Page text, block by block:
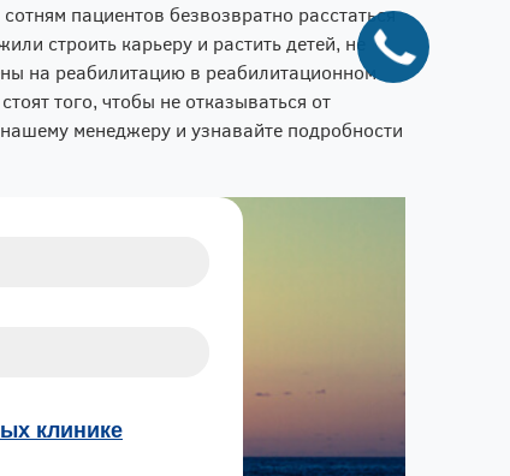
пациентов безвозвратно расстаться
строить карьеру и растить детей, не
на реабилитацию в реабилитационном
того, чтобы не отказываться от
менеджеру и узнавайте подробности